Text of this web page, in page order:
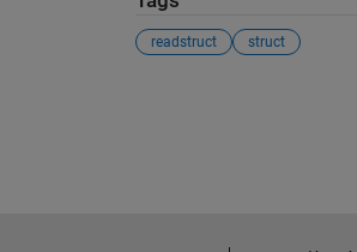
readstruct struct